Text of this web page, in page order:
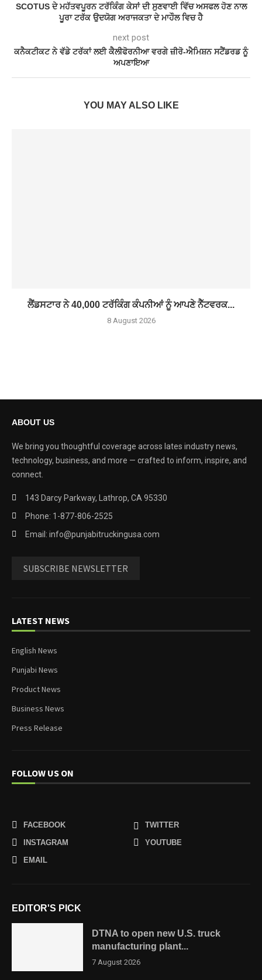
SCOTUS ਦੇ ਮਹੱਤਵਪੂਰਨ ਟਰੱਕਿੰਗ ਕੇਸਾਂ ਦੀ ਸੁਣਵਾਈ ਵਿੱਚ ਅਸਫਲ ਹੋਣ ਨਾਲ
ਪੂਰਾ ਟਰੱਕ ਉਦਯੋਗ ਅਰਾਜਕਤਾ ਦੇ ਮਾਹੌਲ ਵਿਚ ਹੈ
next post
ਕਨੈਕਟੀਕਟ ਨੇ ਵੱਡੇ ਟਰੱਕਾਂ ਲਈ ਕੈਲੀਫੋਰਨੀਆ ਵਰਗੇ ਜ਼ੀਰੋ-ਐਮਿਸ਼ਨ ਸਟੈਂਡਰਡ ਨੂੰ
ਅਪਣਾਇਆ
YOU MAY ALSO LIKE
ਲੈਂਡਸਟਾਰ ਨੇ 40,000 ਟਰੱਕਿੰਗ ਕੰਪਨੀਆਂ ਨੂੰ ਆਪਣੇ ਨੈੱਟਵਰਕ...
8 August 2026
ABOUT US
We bring you thoughtful coverage across lates industry news,
technology, business, and more — crafted to inform, inspire, and
connect.
143 Darcy Parkway, Lathrop, CA 95330
Phone: 1-877-806-2525
Email: info@punjabitruckingusa.com
SUBSCRIBE NEWSLETTER
LATEST NEWS
English News
Punjabi News
Product News
Business News
Press Release
FOLLOW US ON
FACEBOOK
TWITTER
INSTAGRAM
YOUTUBE
EMAIL
EDITOR'S PICK
DTNA to open new U.S. truck
manufacturing plant...
7 August 2026